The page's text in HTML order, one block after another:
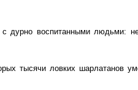
дурно воспитанными людьми:
тысячи ловких шарлатанов